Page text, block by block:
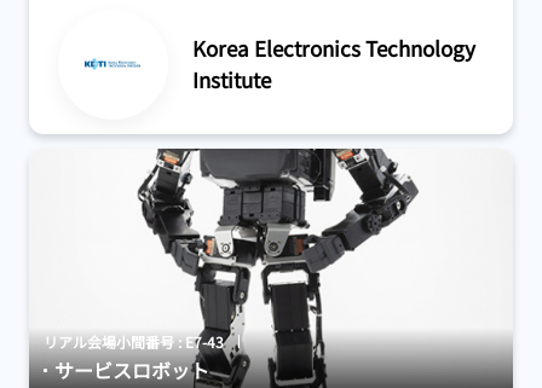
Korea Electronics Technology
Institute
リアル会場小間番号 : E7-43
サービスロボット